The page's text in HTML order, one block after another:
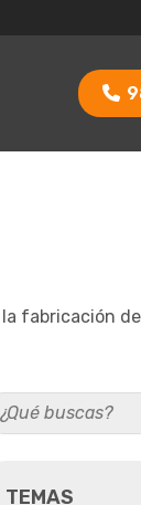
fabricación
TEMAS